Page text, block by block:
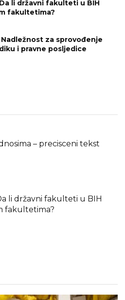
li državni fakulteti u BIH
fakultetima?
Nadležnost za sprovođenje
i pravne posljedice
– precisceni tekst
li državni fakulteti u BIH
fakultetima?